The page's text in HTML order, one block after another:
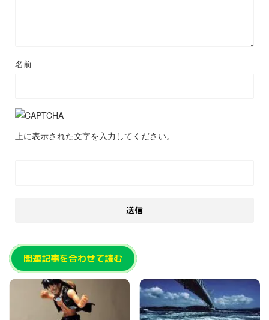
名前
上に表示された文字を入力してください。
関連記事を合わせて読む